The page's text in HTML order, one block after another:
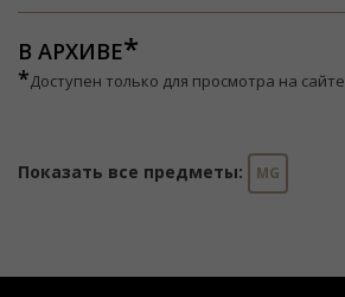
В АРХИВЕ
*Доступен только для просмотра на сайте
Показать все предметы: MG